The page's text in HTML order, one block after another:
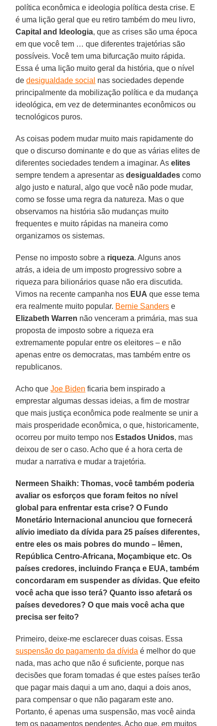
política econômica e ideologia política desta crise. E
é uma lição geral que eu retiro também do meu livro,
Capital and Ideologia, que as crises são uma época
em que você tem … que diferentes trajetórias são
possíveis. Você tem uma bifurcação muito rápida.
Essa é uma lição muito geral da história, que o nível
dedesigualdade social nas sociedades depende
principalmente da mobilização política e da mudança
ideológica, em vez de determinantes econômicos ou
tecnológicos puros.
As coisas podem mudar muito mais rapidamente do
que o discurso dominante e do que as várias elites de
diferentes sociedades tendem a imaginar. Aselites
sempre tendem a apresentar asdesigualdades como
algo justo e natural, algo que você não pode mudar,
como se fosse uma regra da natureza. Mas o que
observamos na história são mudanças muito
frequentes e muito rápidas na maneira como
organizamos os sistemas.
Pense no imposto sobre a riqueza. Alguns anos
atrás, a ideia de um imposto progressivo sobre a
riqueza para bilionários quase não era discutida.
Vimos na recente campanha nos EUA que esse tema
era realmente muito popular. Bernie Sanders e
Elizabeth Warren não venceram a primária, mas sua
proposta de imposto sobre a riqueza era
extremamente popular entre os eleitores – e não
apenas entre os democratas, mas também entre os
republicanos.
Acho queJoe Biden ficaria bem inspirado a
emprestar algumas dessas ideias, a fim de mostrar
que mais justiça econômica pode realmente se unir a
mais prosperidade econômica, o que, historicamente,
ocorreu por muito tempo nos Estados Unidos, mas
deixou de ser o caso. Acho que é a hora certa de
mudar a narrativa e mudar a trajetória.
Nermeen Shaikh: Thomas, você também poderia
avaliar os esforços que foram feitos no nível
global para enfrentar esta crise? O Fundo
Monetário Internacional anunciou que fornecerá
alívio imediato da dívida para 25 países diferentes,
entre eles os mais pobres do mundo – Iêmen,
República Centro-Africana, Moçambique etc. Os
países credores, incluindo França e EUA, também
concordaram em suspender as dívidas. Que efeito
você acha que isso terá? Quanto isso afetará os
países devedores? O que mais você acha que
precisa ser feito?
Primeiro, deixe-me esclarecer duas coisas. Essa
suspensão do pagamento da dívida é melhor do que
nada, mas acho que não é suficiente, porque nas
decisões que foram tomadas é que estes países terão
que pagar mais daqui a um ano, daqui a dois anos,
para compensar o que não pagaram este ano.
Portanto, é apenas uma suspensão, mas você ainda
tem os pagamentos pendentes. Acho que, em muitos